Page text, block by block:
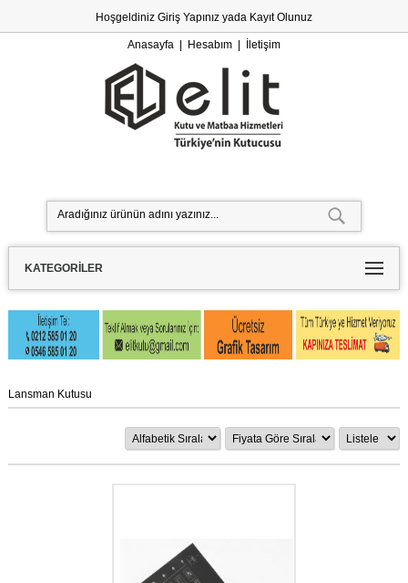
Hoşgeldiniz Giriş Yapınızyada Kayıt Olunuz
Anasayfa| Hesabım| İletişim
KATEGORILER
Lansman Kutusu